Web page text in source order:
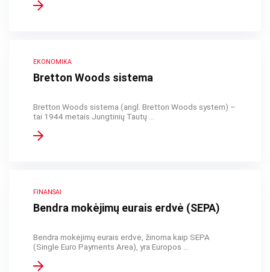
EKONOMIKA
Bretton Woods sistema
Bretton Woods sistema (angl. Bretton Woods system) –
tai 1944 metais Jungtinių Tautų ...
FINANSAI
Bendra mokėjimų eurais erdvė (SEPA)
Bendra mokėjimų eurais erdvė, žinoma kaip SEPA
(Single Euro Payments Area), yra Europos ...